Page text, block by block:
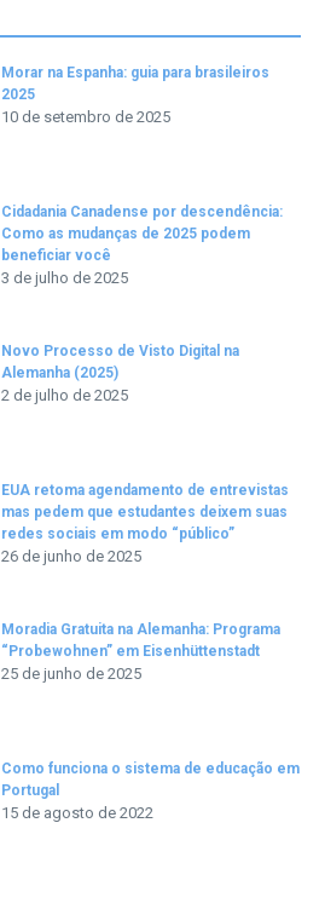
Morar na Espanha: guia para brasileiros
2025
10 de setembro de 2025
Cidadania Canadense por descendência:
Como as mudanças de 2025 podem
beneficiar você
3 de julho de 2025
Novo Processo de Visto Digital na
Alemanha (2025)
2 de julho de 2025
EUA retoma agendamento de entrevistas
mas pedem que estudantes deixem suas
redes sociais em modo “público”
26 de junho de 2025
Moradia Gratuita na Alemanha: Programa
“Probewohnen” em Eisenhüttenstadt
25 de junho de 2025
Como funciona o sistema de educação em
Portugal
15 de agosto de 2022